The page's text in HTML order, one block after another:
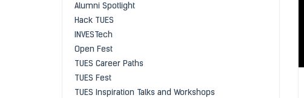
Alumni Spotlight
Hack TUES
INVESTech
Open Fest
TUES Career Paths
TUES Fest
TUES Inspiration Talks and Workshops